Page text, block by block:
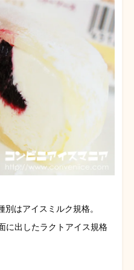
はアイスミルク規格。
に出したラクトアイス規格